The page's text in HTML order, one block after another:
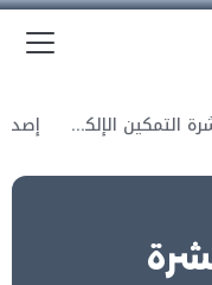
نشرة التمكين الإلكترونية